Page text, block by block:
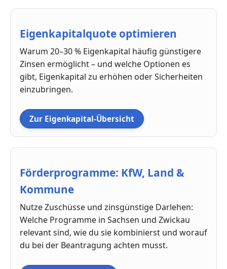
Eigenkapitalquote optimieren
Warum 20–30 % Eigenkapital häufig günstigere
Zinsen ermöglicht – und welche Optionen es
gibt, Eigenkapital zu erhöhen oder Sicherheiten
einzubringen.
Zur Eigenkapital-Übersicht
Förderprogramme: KfW, Land &
Kommune
Nutze Zuschüsse und zinsgünstige Darlehen:
Welche Programme in Sachsen und Zwickau
relevant sind, wie du sie kombinierst und worauf
du bei der Beantragung achten musst.